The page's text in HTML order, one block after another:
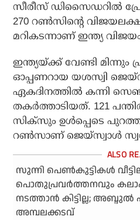
സീരീസ് ഡിസൈഡറില്‍
270 റണ്‍സിന്റെ
മറികടന്നാണ് ഇന്ത്യ
ഇന്ത്യയ്ക്ക് വേണ്ടി മിന്നും
ഓപ്പണറായ യശസ്വി
ഏകദിനത്തില്‍ കന്നി
തകര്‍ത്താടിയത്. 121
സിക്സും ഉള്‍പ്പെടെ
റണ്‍സാണ് ജെയ്സ്വാള്‍
സുന്നി പെൺകുട്ടികൾ
പൊതുപ്രവർത്തനവും
നടത്താൻ കിട്ടില്ല;
അമ്പലക്കടവ്